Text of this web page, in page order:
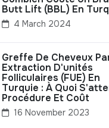
Butt Lift (BBL) En
4 March 2024
Greffe De Cheveux
Extraction D'unités
Folliculaires (FUE) En
Turquie : À Quoi
Procédure Et Coût
16 November 2023